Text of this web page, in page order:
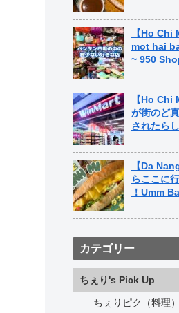
【Ho Chi
mot hai
~ 950
【Ho Chi
が街のど
されたら
【Da
らここに
！Umm
カテゴリー
ちぇり's Pick Up
ちぇりピク（料理）